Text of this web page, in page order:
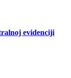
evidenciji